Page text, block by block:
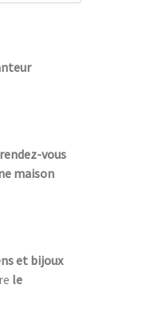
vous
maison
et bijoux
le